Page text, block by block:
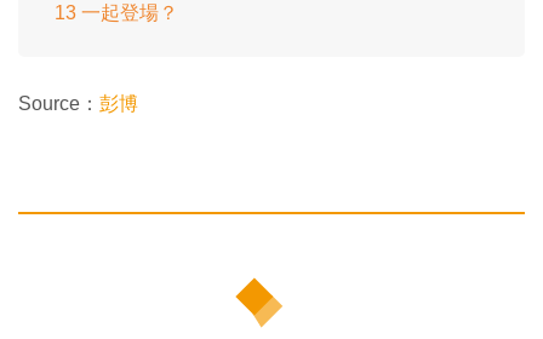
13 一起登場？
Source： 彭博